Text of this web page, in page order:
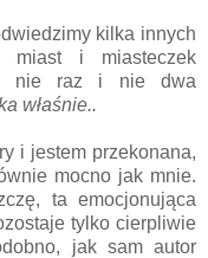
kilka innych
miast i miasteczek
nie raz i nie dwa
właśnie..
i jestem przekonana,
mocno jak mnie.
ta emocjonująca
tylko cierpliwie
jak sam autor